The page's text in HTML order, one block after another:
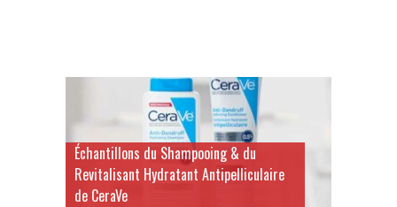
Échantillons du Shampooing & du
Revitalisant Hydratant Antipelliculaire
de CeraVe